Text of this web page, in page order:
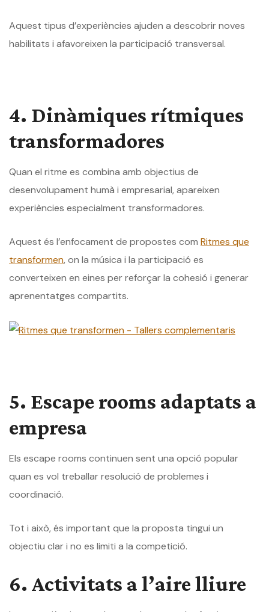
Aquest tipus d’experiències ajuden a descobrir noves
habilitats i afavoreixen la participació transversal.
4. Dinàmiques rítmiques
transformadores
Quan el ritme es combina amb objectius de
desenvolupament humà i empresarial, apareixen
experiències especialment transformadores.
Aquest és l’enfocament de propostes com Ritmes que
transformen, on la música i la participació es
converteixen en eines per reforçar la cohesió i generar
aprenentatges compartits.
5. Escape rooms adaptats a
empresa
Els escape rooms continuen sent una opció popular
quan es vol treballar resolució de problemes i
coordinació.
Tot i això, és important que la proposta tingui un
objectiu clar i no es limiti a la competició.
6. Activitats a l’aire lliure